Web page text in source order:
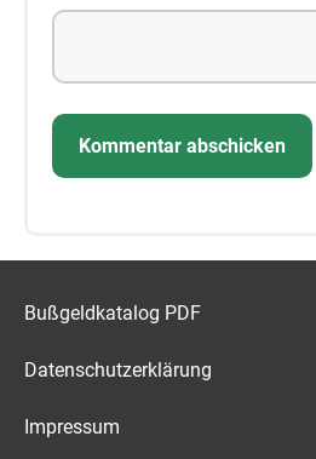
Bußgeldkatalog PDF
Datenschutzerklärung
Impressum